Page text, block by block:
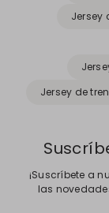
Jersey
Jersey de
¡Suscríbete a
las